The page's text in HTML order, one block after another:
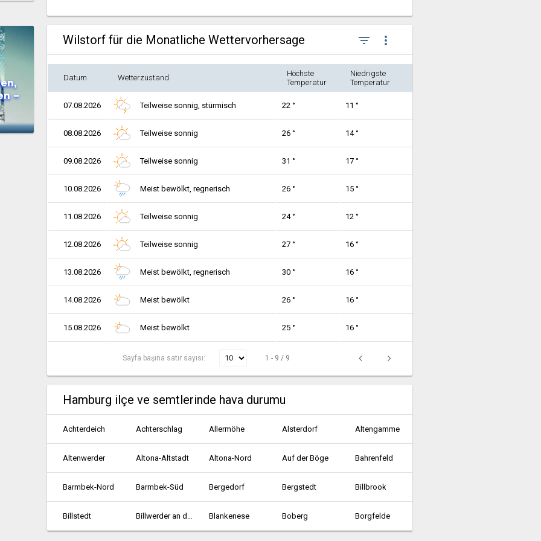
–
Wilstorf für die Monatliche Wettervorhersage filter_list more_vert
Datum Wetterzustand
Höchste
Temperatur
Niedrigste
Temperatur
07.08.2026 Teilweise sonnig, stürmisch 22 ° 11 °
08.08.2026 Teilweise sonnig 26 ° 14 °
09.08.2026 Teilweise sonnig 31 ° 17 °
10.08.2026 Meist bewölkt, regnerisch 26 ° 15 °
11.08.2026 Teilweise sonnig 24 ° 12 °
12.08.2026 Teilweise sonnig 27 ° 16 °
13.08.2026 Meist bewölkt, regnerisch 30 ° 16 °
14.08.2026 Meist bewölkt 26 ° 16 °
15.08.2026 Meist bewölkt 25 ° 16 °
Sayfa başına satır sayısı: 1 - 9 / 9
Hamburg ilçe ve semtlerinde hava durumu
Achterdeich Achterschlag Allermöhe Alsterdorf Altengamme
Altenwerder Altona-Altstadt Altona-Nord Auf der Böge Bahrenfeld
Barmbek-Nord Barmbek-Süd Bergedorf Bergstedt Billbrook
Billstedt Billwerder an der Bille Blankenese Boberg Borgfelde